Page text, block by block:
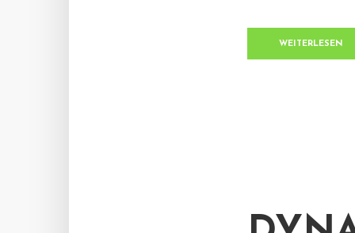
WEITERLESEN